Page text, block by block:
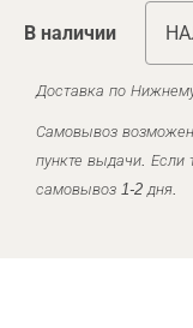
В наличии
Доставка по
Самовывоз
пункте выдачи. Если
самовывоз 1-2 дня.